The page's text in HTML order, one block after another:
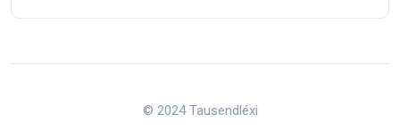
© 2024 Tausendléxi